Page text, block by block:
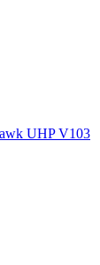
UHP V103